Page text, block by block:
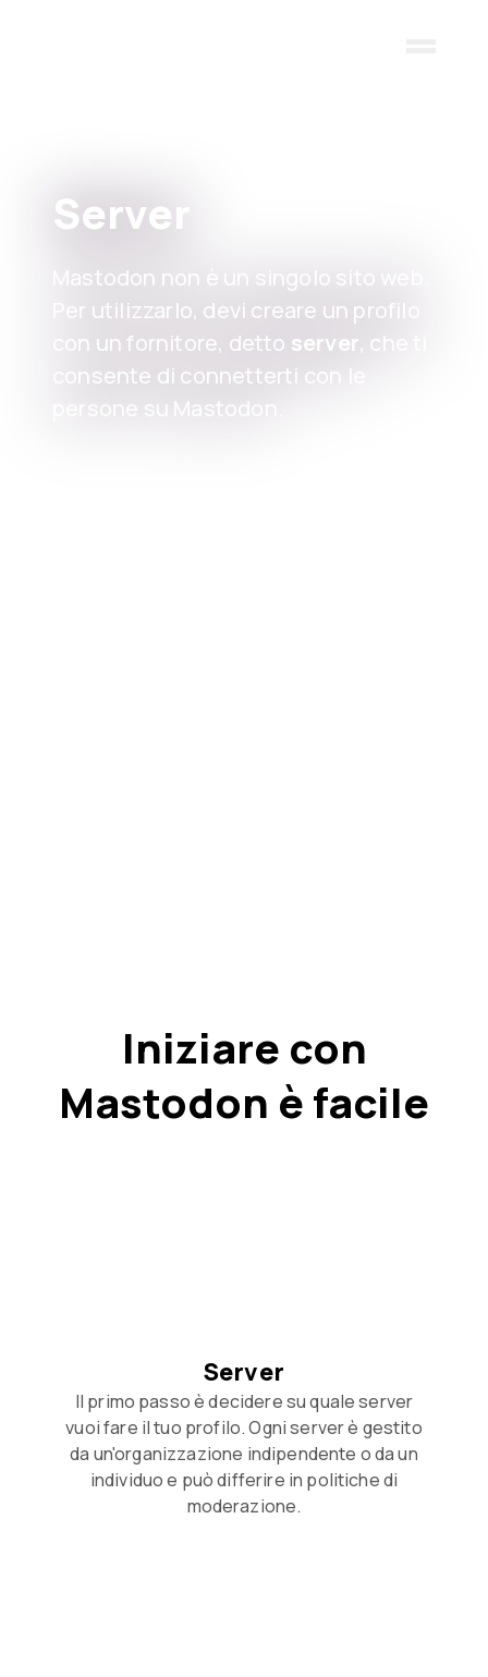
Server
Mastodon non è un singolo sito web.
Per utilizzarlo, devi creare un profilo
con un fornitore, detto server, che ti
consente di connetterti con le
persone su Mastodon.
Iniziare con
Mastodon è facile
Server
Il primo passo è decidere su quale server
vuoi fare il tuo profilo. Ogni server è gestito
da un'organizzazione indipendente o da un
individuo e può differire in politiche di
moderazione.